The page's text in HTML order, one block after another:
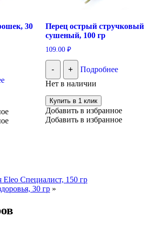
30
Перец острый стручковый
сушеный, 100 гр
109.00 ₽
- +
Подробнее
Нет в наличии
Купить в 1 клик
Добавить в избранное
Добавить в избранное
Eleo Специалист, 150 гр
30 гр »